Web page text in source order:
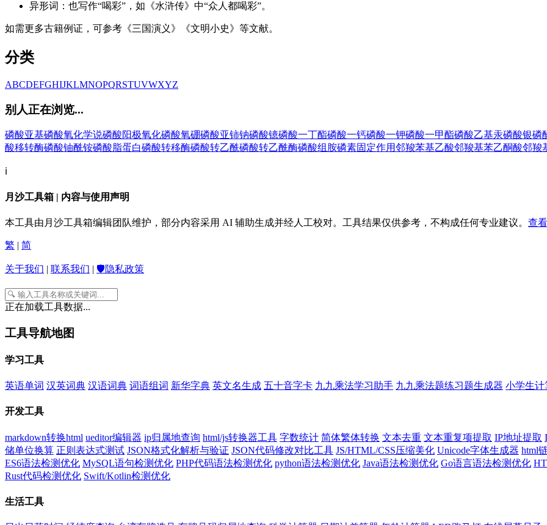
异形词：也写作“喝彩”，如《水浒传》中“众人都喝彩”。
如需更多古籍例证，可参考《三国演义》《文明小史》等文献。
分类
ABCDEFGHIJKLMNOPQRSTUVWXYZ
别人正在浏览...
磷酸亚基磷酸氧化学说磷酸阳极氧化磷酸氧硼磷酸亚铈钠磷酸镱磷酸一丁酯磷酸一钙磷酸一钾磷酸一甲酯磷酸乙基汞磷酸银磷
酸移转酶磷酸铀酰铵磷酸脂蛋白磷酸转移酶磷酸转乙酰磷酸转乙酰酶磷酸组胺磷素固定作用邻羧苯基乙酸邻羧基苯乙酮酸邻羧
ℹ️
月沙工具箱 | 内容与使用声明
本工具由月沙工具箱编辑团队维护，部分内容采用 AI 辅助生成并经人工校对。工具结果仅供参考，不构成任何专业建议。 查
繁 | 简
关于我们 | 联系我们 | 🛡️隐私政策
正在加载工具数据...
工具导航地图
学习工具
英语单词 汉英词典 汉语词典 词语组词 新华字典 英文名生成 五十音字卡 九九乘法学习助手 九九乘法题练习题生成器 小学生计
开发工具
markdown转换html ueditor编辑器 ip归属地查询 html/js转换器工具 字数统计 简体繁体转换 文本去重 文本重复项提取 IP地址提取
储单位换算 正则表达式测试 JSON格式化解析与验证 JSON代码修改对比工具 JS/HTML/CSS压缩美化 Unicode字体生成器 html
ES6语法检测优化 MySQL语句检测优化 PHP代码语法检测优化 python语法检测优化 Java语法检测优化 Go语言语法检测优化
Rust代码检测优化 Swift/Kotlin检测优化
生活工具